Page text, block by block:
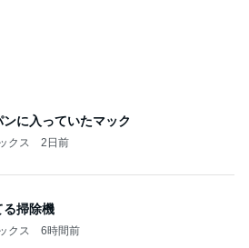
ンに入っていたマック
クス 2日前
る掃除機
クス 6時間前